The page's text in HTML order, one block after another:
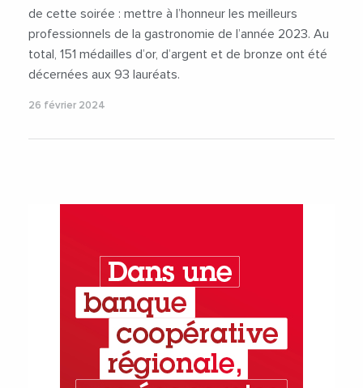
de cette soirée : mettre à l’honneur les meilleurs
professionnels de la gastronomie de l’année 2023. Au
total, 151 médailles d’or, d’argent et de bronze ont été
décernées aux 93 lauréats.
26 février 2024